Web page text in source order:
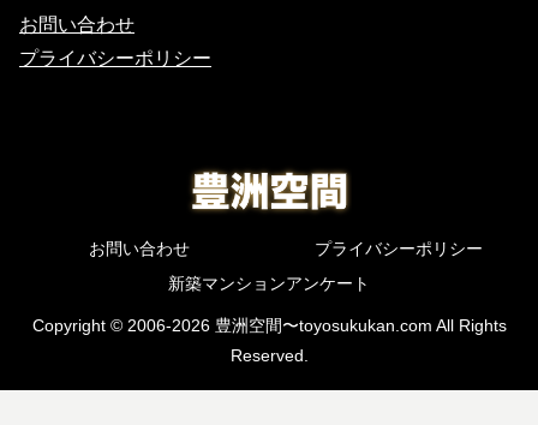
お問い合わせ
プライバシーポリシー
お問い合わせ
プライバシーポリシー
新築マンションアンケート
Copyright © 2006-2026 豊洲空間〜toyosukukan.com All Rights
Reserved.